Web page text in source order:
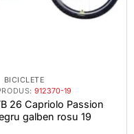
BICICLETE
912370-19
26 Capriolo Passion
galben rosu 19